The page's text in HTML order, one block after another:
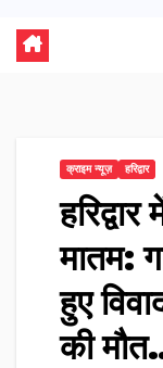
क्राइम न्यूज़ हरिद्वार
मातम:
हुए
की